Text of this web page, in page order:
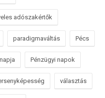
adószakértők
paradigmaváltás Pécs
Pénzügyi napok
választás